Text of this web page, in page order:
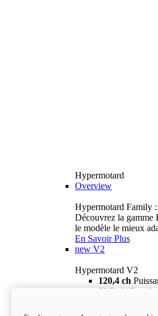
Hypermotard
Overview
Hypermotard Family
Découvrez la gamme
le modèle le mieux
En Savoir Plus
new V2
Hypermotard V2
120,4 ch
69 lb-ft
Couple
18 895 $